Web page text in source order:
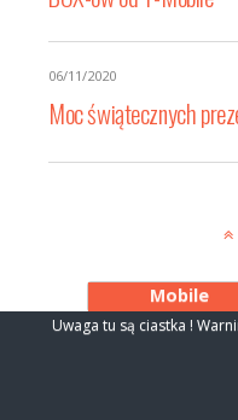
06/11/2020
Moc świątecznych
Mobile
Uwaga tu są ciastka !